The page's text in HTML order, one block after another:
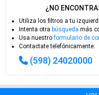
¿NO
Utiliza los filtros a tu
Intenta otra búsqueda más
Usa nuestroformulario de
Contactate telefónicamente:
(598) 24020000